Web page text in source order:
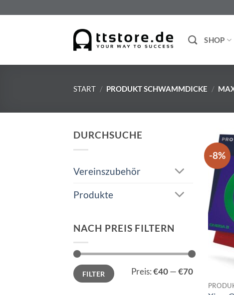
SHOP
START / PRODUKT SCHWAMMDICKE /
DURCHSUCHE
Vereinszubehör
Produkte
NACH PREIS FILTERN
Min.
Preis
Max.
PreisFILTER Preis: €40 — €70
-8%